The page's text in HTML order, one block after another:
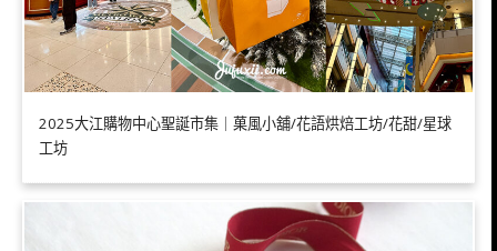
2025大江購物中心聖誕市集｜菓風小舖/花語烘焙工坊/花甜/星球
工坊